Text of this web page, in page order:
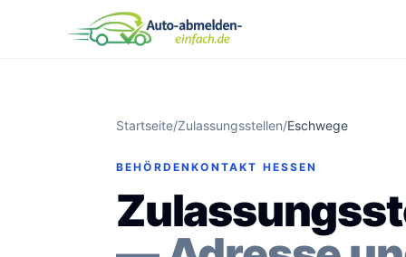
Startseite/Zulassungsstellen/Eschwege
BEHÖRDENKONTAKT HESSEN